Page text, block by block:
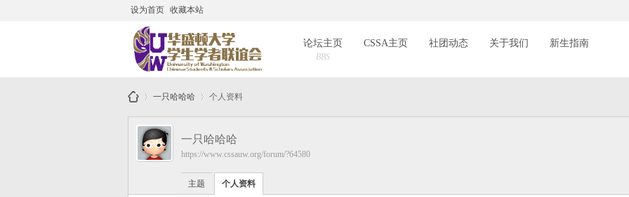
设为首页 收藏本站
论坛主页
BBS
CSSA主页 社团动态 关于我们 新生指南
华
一只哈哈哈 个人资料
一只哈哈哈
https://www.cssauw.org/forum/?64580
主题 个人资料